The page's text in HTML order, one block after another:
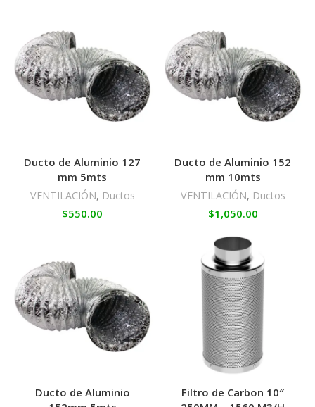
Ducto de Aluminio 127
mm 5mts
VENTILACIÓN, Ductos
$550.00
Ducto de Aluminio 152
mm 10mts
VENTILACIÓN, Ductos
$1,050.00
Ducto de Aluminio
Filtro de Carbon 10″